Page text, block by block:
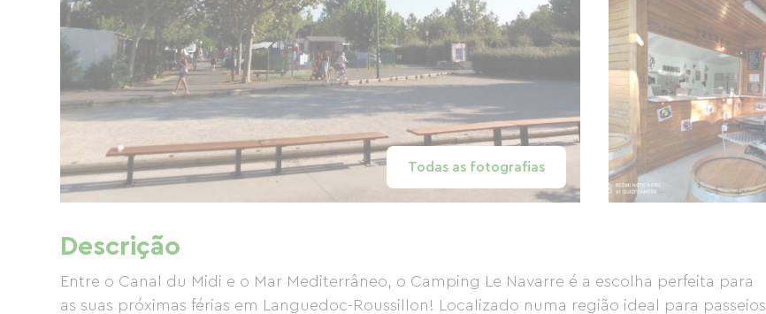
Todas as fotografias
Descrição
Entre o Canal du Midi e o Mar Mediterrâneo, o Camping Le Navarre é a escolha perfeita para
as suas próximas férias em Languedoc-Roussillon! Localizado numa região ideal para passeios